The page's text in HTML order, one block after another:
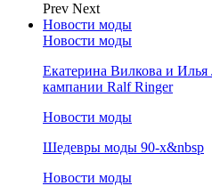
Prev Next
Новости моды
Новости моды
Екатерина Вилкова и
кампании Ralf Ringer
Новости моды
Шедевры моды 90-х&nbsp
Новости моды